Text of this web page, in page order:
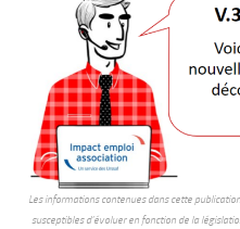
Les informations contenues dans cette
susceptibles d’évoluer en fonction de la